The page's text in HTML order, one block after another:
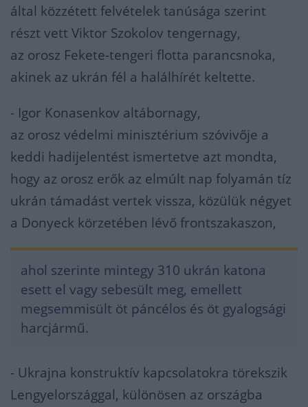
által közzétett felvételek tanúsága szerint
részt vett Viktor Szokolov tengernagy,
az orosz Fekete-tengeri flotta parancsnoka,
akinek az ukrán fél a halálhírét keltette.
- Igor Konasenkov altábornagy,
az orosz védelmi minisztérium szóvivője a
keddi hadijelentést ismertetve azt mondta,
hogy az orosz erők az elmúlt nap folyamán tíz
ukrán támadást vertek vissza, közülük négyet
a Donyeck körzetében lévő frontszakaszon,
ahol szerinte mintegy 310 ukrán katona
esett el vagy sebesült meg, emellett
megsemmisült öt páncélos és öt gyalogsági
harcjármű.
- Ukrajna konstruktív kapcsolatokra törekszik
Lengyelországgal, különösen az országba